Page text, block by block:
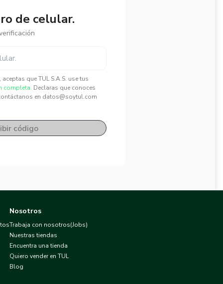
de celular.
que TUL S.A.S. use tus
completa. Declaras que conoces
en datos@soytul.com
código
Nosotros
Trabaja con nosotros(Jobs)
Nuestras tiendas
Encuentra una tienda
Quiero vender en TUL
Blog